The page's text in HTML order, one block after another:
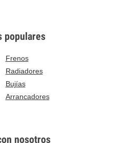
populares
Frenos
Radiadores
Bujías
Arrancadores
nosotros